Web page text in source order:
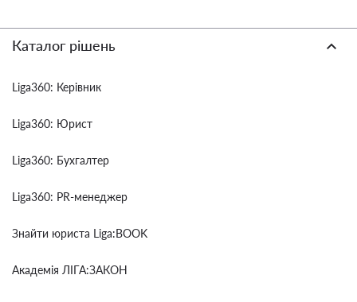
Каталог рішень
Liga360: Керівник
Liga360: Юрист
Liga360: Бухгалтер
Liga360: PR-менеджер
Знайти юриста Liga:BOOK
Академія ЛІГА:ЗАКОН